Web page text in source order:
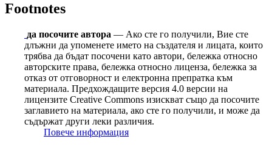
Footnotes
да посочите автора — Ако сте го получили, Вие сте
длъжни да упоменете името на създателя и лицата, които
трябва да бъдат посочени като автори, бележка относно
авторските права, бележка относно лиценза, бележка за
отказ от отговорност и електронна препратка към
материала. Предхождащите версия 4.0 версии на
лицензите Сreative Сommons изискват също да посочите
заглавието на материала, ако сте го получили, и може да
съдържат други леки различия.
Повече информация